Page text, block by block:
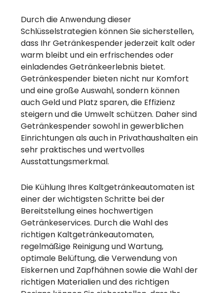
Durch die Anwendung dieser
Schlüsselstrategien können Sie sicherstellen,
dass Ihr Getränkespender jederzeit kalt oder
warm bleibt und ein erfrischendes oder
einladendes Getränkeerlebnis bietet.
Getränkespender bieten nicht nur Komfort
und eine große Auswahl, sondern können
auch Geld und Platz sparen, die Effizienz
steigern und die Umwelt schützen. Daher sind
Getränkespender sowohl in gewerblichen
Einrichtungen als auch in Privathaushalten ein
sehr praktisches und wertvolles
Ausstattungsmerkmal.
Die Kühlung Ihres Kaltgetränkeautomaten ist
einer der wichtigsten Schritte bei der
Bereitstellung eines hochwertigen
Getränkeservices. Durch die Wahl des
richtigen Kaltgetränkeautomaten,
regelmäßige Reinigung und Wartung,
optimale Belüftung, die Verwendung von
Eiskernen und Zapfhähnen sowie die Wahl der
richtigen Materialien und des richtigen